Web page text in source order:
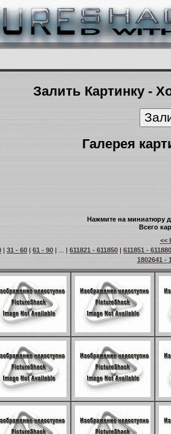
Залить Картинку -
Галерея
Нажмите на миниатюру
Всего
<<
| 31 - 60 | 61 - 90 | ... | 611821 - 611850 | 611851 - 611880
1802641 -